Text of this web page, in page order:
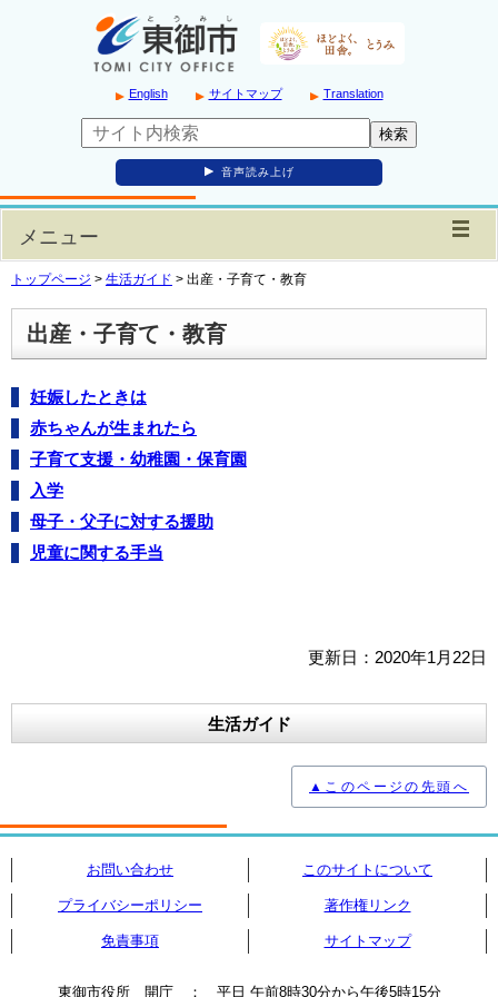
English サイトマップ Translation
音声読み上げ
メニュー
トップページ > 生活ガイド > 出産・子育て・教育
出産・子育て・教育
妊娠したときは
赤ちゃんが生まれたら
子育て支援・幼稚園・保育園
入学
母子・父子に対する援助
児童に関する手当
更新日：2020年1月22日
生活ガイド
▲このページの先頭へ
お問い合わせ このサイトについて
プライバシーポリシー 著作権リンク
免責事項 サイトマップ
東御市役所 開庁 ： 平日 午前8時30分から午後5時15分